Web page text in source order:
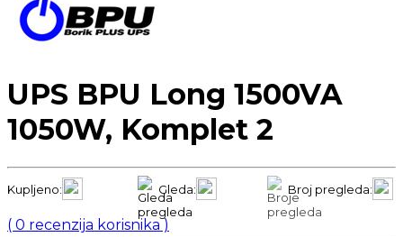
UPS BPU Long 1500VA
1050W, Komplet 2
Kupljeno: Gleda: Broj pregleda:
( 0 recenzija korisnika )